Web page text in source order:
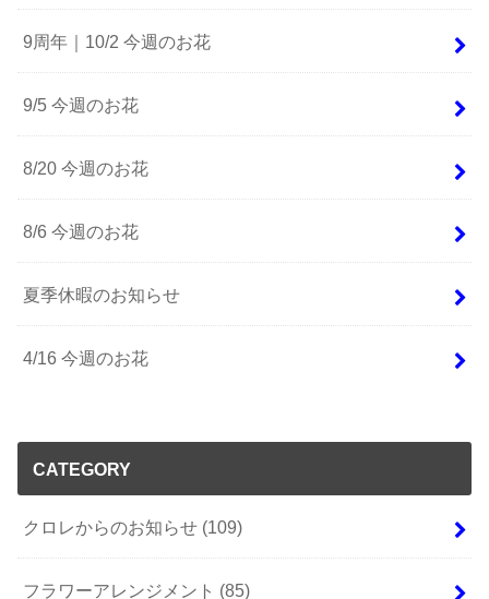
9周年｜10/2 今週のお花
9/5 今週のお花
8/20 今週のお花
8/6 今週のお花
夏季休暇のお知らせ
4/16 今週のお花
CATEGORY
クロレからのお知らせ (109)
フラワーアレンジメント (85)